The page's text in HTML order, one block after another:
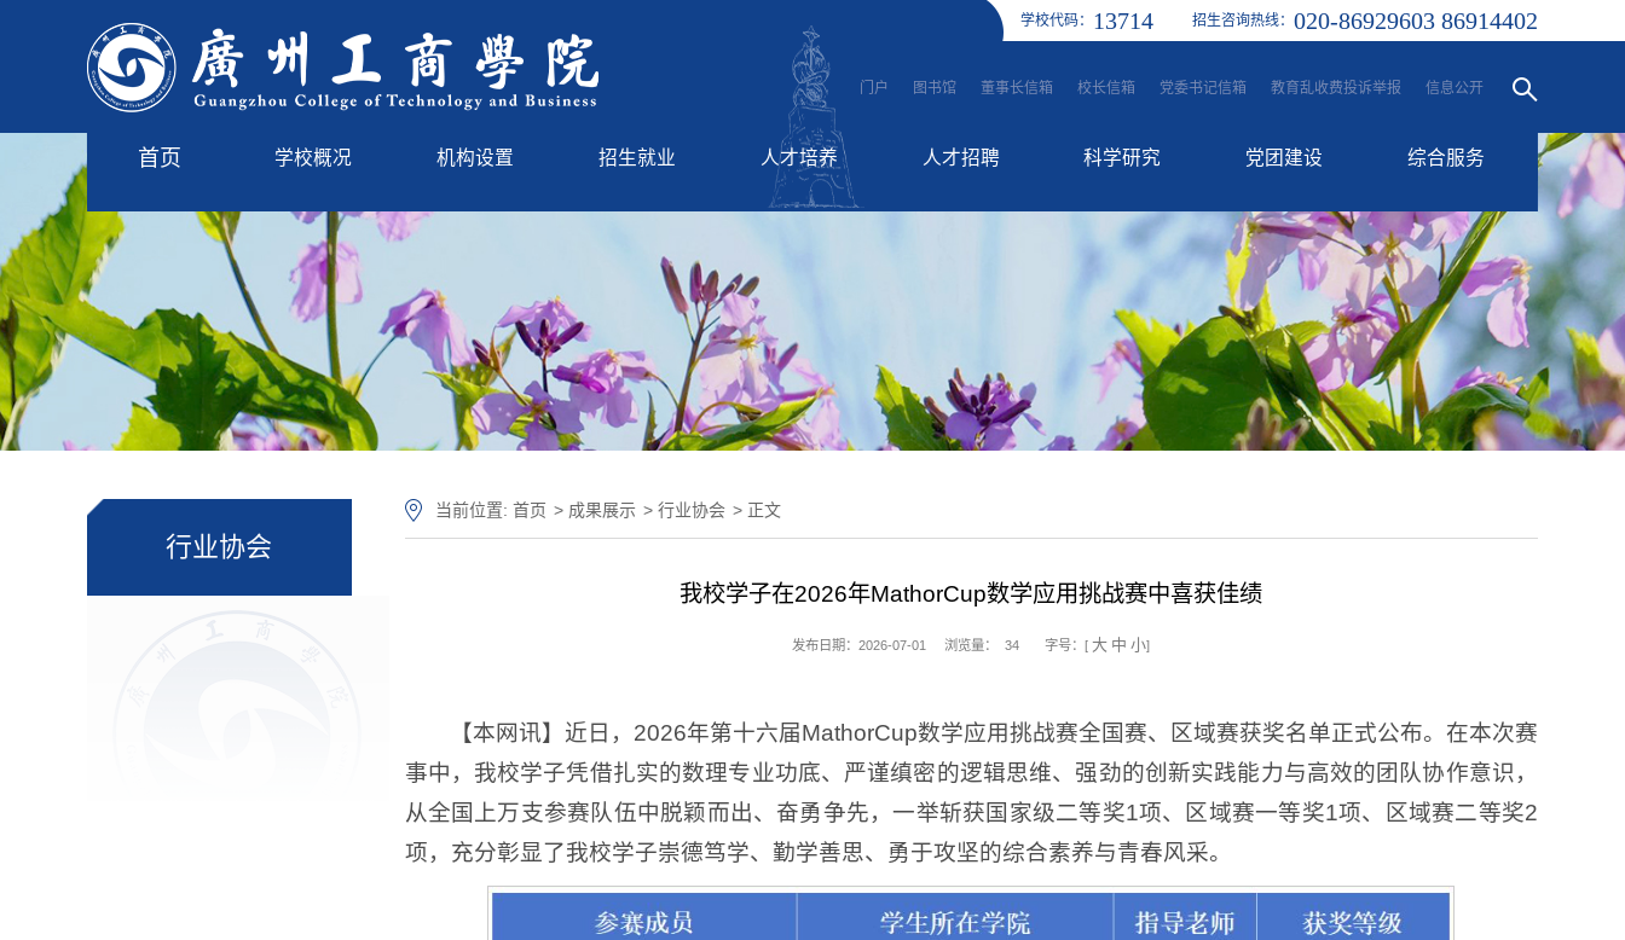
学校代码： 13714 招生咨询热线： 020-86929603 86914402
门户 图书馆 董事长信箱 校长信箱 党委书记信箱 教育乱收费投诉举报 信息公开
首页 学校概况
学校简介
现任领导
学校标识
学校章程
学校沿革
机构设置 招生就业
就业服务
人才培养
国际教育
继续教育
人才招聘 科学研究
科研动态
党团建设
党建工作
学生处
团委
工会
综合服务
融合服务门户
信息门户
一站式服务大厅
后勤服务
校历
行业协会
当前位置: 首页 > 成果展示 > 行业协会 > 正文
我校学子在2026年MathorCup数学应用挑战赛中喜获佳绩
发布日期：2026-07-01 浏览量： 34 字号：[大 中 小]
【本网讯】近日，2026年第十六届MathorCup数学应用挑战赛全国赛、区域赛获奖名单正式公布。在本次赛
事中，我校学子凭借扎实的数理专业功底、严谨缜密的逻辑思维、强劲的创新实践能力与高效的团队协作意识，
从全国上万支参赛队伍中脱颖而出、奋勇争先，一举斩获国家级二等奖1项、区域赛一等奖1项、区域赛二等奖2
项，充分彰显了我校学子崇德笃学、勤学善思、勇于攻坚的综合素养与青春风采。